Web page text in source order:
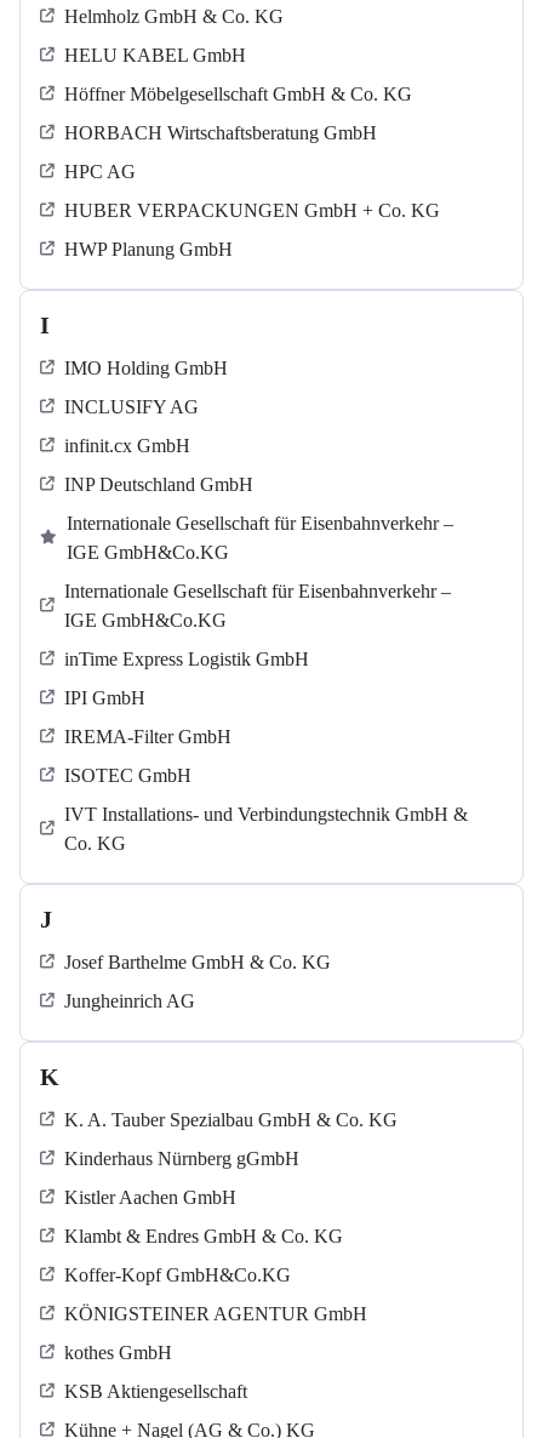
Helmholz GmbH & Co. KG
HELU KABEL GmbH
Höffner Möbelgesellschaft GmbH & Co. KG
HORBACH Wirtschaftsberatung GmbH
HPC AG
HUBER VERPACKUNGEN GmbH + Co. KG
HWP Planung GmbH
I
IMO Holding GmbH
INCLUSIFY AG
infinit.cx GmbH
INP Deutschland GmbH
Internationale Gesellschaft für Eisenbahnverkehr –
IGE GmbH&Co.KG
Internationale Gesellschaft für Eisenbahnverkehr –
IGE GmbH&Co.KG
inTime Express Logistik GmbH
IPI GmbH
IREMA-Filter GmbH
ISOTEC GmbH
IVT Installations- und Verbindungstechnik GmbH &
Co. KG
J
Josef Barthelme GmbH & Co. KG
Jungheinrich AG
K
K. A. Tauber Spezialbau GmbH & Co. KG
Kinderhaus Nürnberg gGmbH
Kistler Aachen GmbH
Klambt & Endres GmbH & Co. KG
Koffer-Kopf GmbH&Co.KG
KÖNIGSTEINER AGENTUR GmbH
kothes GmbH
KSB Aktiengesellschaft
Kühne + Nagel (AG & Co.) KG